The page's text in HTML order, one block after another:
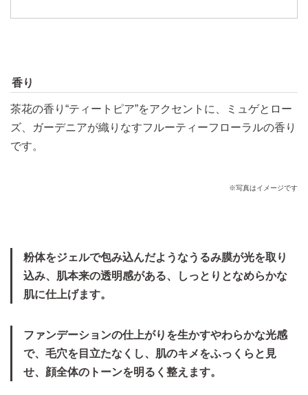
※皮膚モデル（人工皮革）に塗布
着。ムラづきのため、毛穴
が目立つ。
着。気になる毛穴がぼかさ
れ、目立ちにくい。
香り
茶花の香り“ティートピア”をアクセントに、ミュゲとロー
ズ、ガーデニアが織りなすフルーティーフローラルの香り
です。
※写真はイメージです
粉体をジェルで包み込んだようなうるみ膜が光を取り
込み、肌本来の透明感がある、しっとりとなめらかな
肌に仕上げます。
ファンデーションの仕上がりを生かすやわらかな光感
で、毛穴を目立たなくし、肌のキメをふっくらと見
せ、顔全体のトーンを明るく整えます。